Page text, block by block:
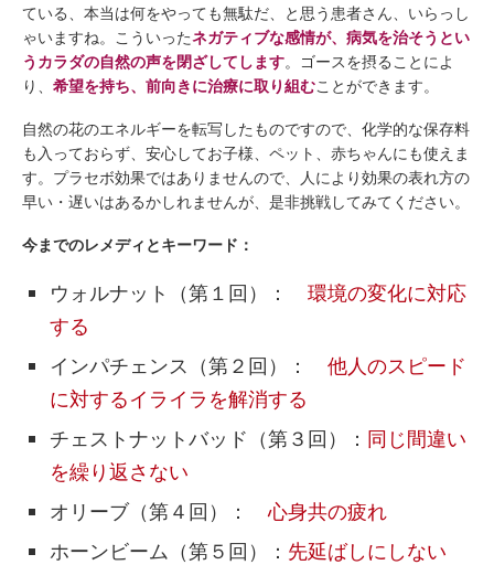
ている、本当は何をやっても無駄だ、と思う患者さん、いらっし
ゃいますね。こういったネガティブな感情が、病気を治そうとい
うカラダの自然の声を閉ざしてします。ゴースを摂ることによ
り、 希望を持ち、前向きに治療に取り組むことができます。
自然の花のエネルギーを転写したものですので、化学的な保存料
も入っておらず、安心してお子様、ペット、赤ちゃんにも使えま
す。プラセボ効果ではありませんので、人により効果の表れ方の
早い・遅いはあるかしれませんが、是非挑戦してみてください。
今までのレメディとキーワード：
ウォルナット（第１回）： 環境の変化に対応
する
インパチェンス（第２回）： 他人のスピード
に対するイライラを解消する
チェストナットバッド（第３回）： 同じ間違い
を繰り返さない
オリーブ（第４回）：心身共の疲れ
ホーンビーム（第５回）： 先延ばしにしない